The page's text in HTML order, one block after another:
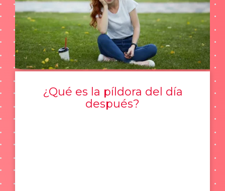
¿Qué es la píldora del día
después?